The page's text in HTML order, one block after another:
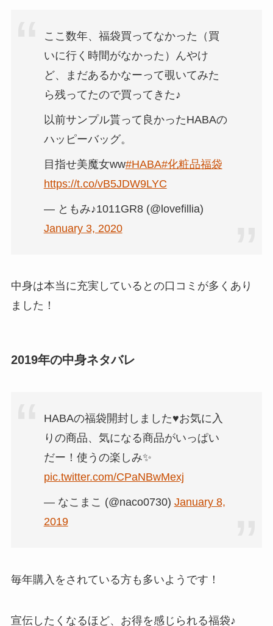
ここ数年、福袋買ってなかった（買
いに行く時間がなかった）んやけ
ど、まだあるかなーって覗いてみた
ら残ってたので買ってきた♪
以前サンプル貰って良かったHABAの
ハッピーバッグ。
目指せ美魔女ww#HABA#化粧品福袋
https://t.co/vB5JDW9LYC
— ともみ♪1011GR8 (@lovefillia)
January 3, 2020
中身は本当に充実しているとの口コミが多くあり
ました！
2019年の中身ネタバレ
HABAの福袋開封しました♥️お気に入
りの商品、気になる商品がいっぱい
だー！使うの楽しみ✨
pic.twitter.com/CPaNBwMexj
— なこまこ (@naco0730) January 8,
2019
毎年購入をされている方も多いようです！
宣伝したくなるほど、お得を感じられる福袋♪